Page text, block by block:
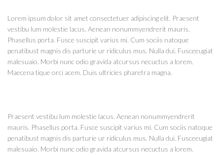
Lorem ipsum dolor sit amet consectetuer adipiscing elit. Praesent
vestibu lum molestie lacus. Aenean nonummyendrerit mauris.
Phasellus porta. Fusce suscipit varius mi. Cum sociis natoque
penatibust magnis dis parturie ur ridiculus mus. Nulla dui. Fusceeugiat
malesuaio. Morbi nunc odio gravida atcursus necuctus a lorem.
Maecena tique orci acem. Duis ultricies pharetra magna.
Praesent vestibu lum molestie lacus. Aenean nonummyendrerit
mauris. Phasellus porta. Fusce suscipit varius mi. Cum sociis natoque
penatibust magnis dis parturie ur ridiculus mus. Nulla dui. Fusceeugiat
malesuaio. Morbi nunc odio gravida atcursus necuctus a lorem.